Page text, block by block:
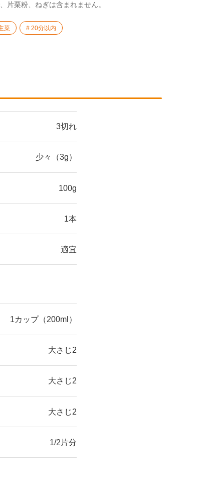
片栗粉、ねぎは含まれません。
菜 20分以内
3切れ
少々（3g）
100g
1本
適宜
1カップ（200ml）
大さじ2
大さじ2
大さじ2
1/2片分